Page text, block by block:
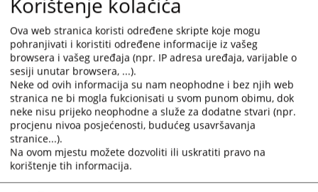
Identificiranje, razvoj i implementacija novih i poboljšanih metoda rada
ciljeva VSTV-a BiH;
Obavljanje ostalih aktivnosti proizašlih iz nadležnosti Odjela i drugih
zadataka po nalogu ravnatelja Sekretarijata VSTV-a BiH.
193PREGLEDA
Ova web stranica koristi određene skripte koje mogu
pohranjivati i koristiti određene informacije iz vašeg
browsera i vašeg uređaja (npr. IP adresa uređaja, varijable o
sesiji unutar browsera, ...).
Neke od ovih informacija su nam neophodne i bez njih web
stranica ne bi mogla fukcionisati u svom punom obimu, dok
neke nisu prijeko neophodne a služe za dodatne stvari (npr.
procjenu nivoa posjećenosti, budućeg usavršavanja
stranice...).
Na ovom mjestu možete dozvoliti ili uskratiti pravo na
korištenje tih informacija.